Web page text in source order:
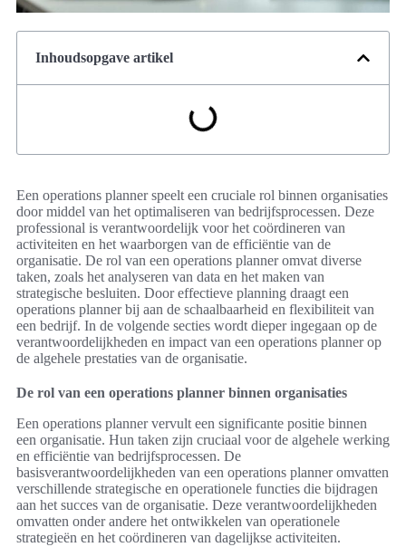
Inhoudsopgave artikel
Een operations planner speelt een cruciale rol binnen organisaties
door middel van het optimaliseren van bedrijfsprocessen. Deze
professional is verantwoordelijk voor het coördineren van
activiteiten en het waarborgen van de efficiëntie van de
organisatie. De rol van een operations planner omvat diverse
taken, zoals het analyseren van data en het maken van
strategische besluiten. Door effectieve planning draagt een
operations planner bij aan de schaalbaarheid en flexibiliteit van
een bedrijf. In de volgende secties wordt dieper ingegaan op de
verantwoordelijkheden en impact van een operations planner op
de algehele prestaties van de organisatie.
De rol van een operations planner binnen organisaties
Een operations planner vervult een significante positie binnen
een organisatie. Hun taken zijn cruciaal voor de algehele werking
en efficiëntie van bedrijfsprocessen. De
basisverantwoordelijkheden van een operations planner omvatten
verschillende strategische en operationele functies die bijdragen
aan het succes van de organisatie. Deze verantwoordelijkheden
omvatten onder andere het ontwikkelen van operationele
strategieën en het coördineren van dagelijkse activiteiten.